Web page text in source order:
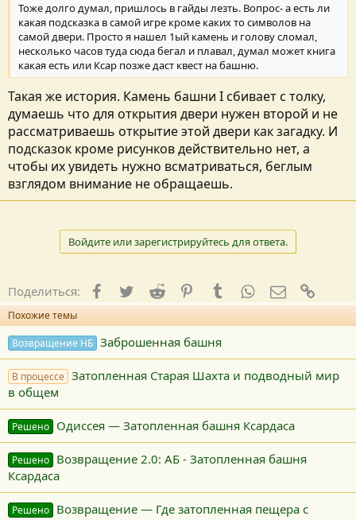
Тоже долго думал, пришлось в гайды лезть. Вопрос- а есть ли
какая подсказка в самой игре кроме каких то символов на
самой двери. Просто я нашел 1ый камень и голову сломал,
несколько часов туда сюда бегал и плавал, думал может книга
какая есть или Ксар позже даст квест на башню.
Такая же история. Камень башни I сбивает с толку,
думаешь что для открытия двери нужен второй и не
рассматриваешь открытие этой двери как загадку. И
подсказок кроме рисунков действительно нет, а
чтобы их увидеть нужно всматриваться, беглым
взглядом внимание не обращаешь.
Войдите или зарегистрируйтесь для ответа.
Поделиться: Facebook
TwitterReddit PinterestTumblrWhatsApp
E-mail
Похожие темы
Возвращение НБ Заброшенная башня
В процессе Затопленная Старая Шахта и подводный мир
в общем
Решено Одиссея — Затопленная башня Ксардаса
Решено Возвращение 2.0: АБ - Затопленная башня
Ксардаса
Решено Возвращение — Где затопленная пещера с